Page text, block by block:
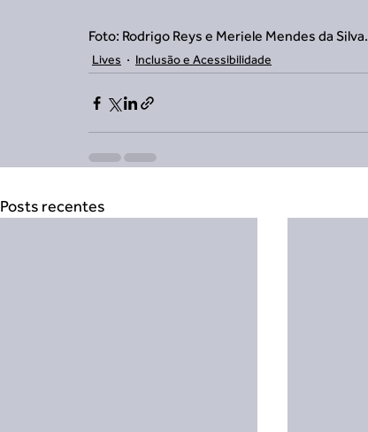
Foto: Rodrigo Reys e Meriele Mendes da Silva.
Lives Inclusão e Acessibilidade
Posts recentes